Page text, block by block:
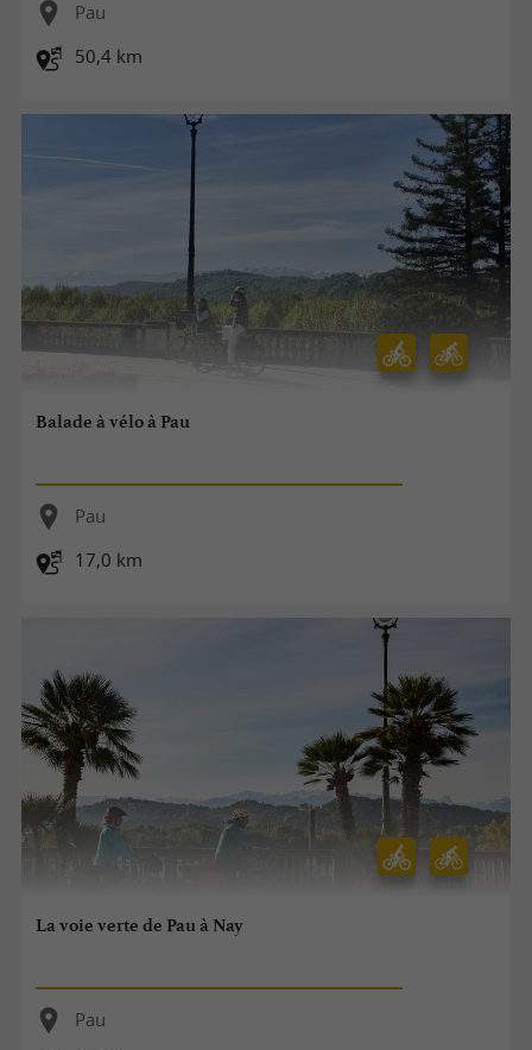
Pau
50,4 km
Balade à vélo à Pau
Pau
17,0 km
La voie verte de Pau à Nay
Pau